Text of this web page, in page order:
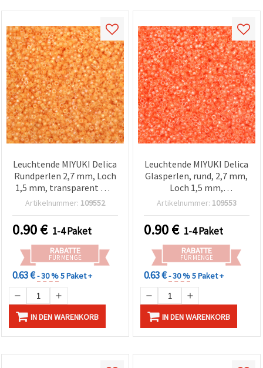
Leuchtende MIYUKI Delica
Rundperlen 2,7 mm, Loch
1,5 mm, transparent mit
Bright-Rainbow-Finish
Kern – 20 g, ca. 1.250 Stk.
Artikelnummer: 109552
0.90€ 1-4 Paket
RABATTE
FÜR MENGE
0.63 €- 30 %5 Paket +
IN DEN WARENKORB
Leuchtende MIYUKI Delica
Glasperlen, rund, 2,7 mm,
Loch 1,5 mm,
transparent, neonorange
Artikelnummer: 109553
0.90€ 1-4 Paket
RABATTE
FÜR MENGE
0.63 €- 30 %5 Paket +
IN DEN WARENKORB